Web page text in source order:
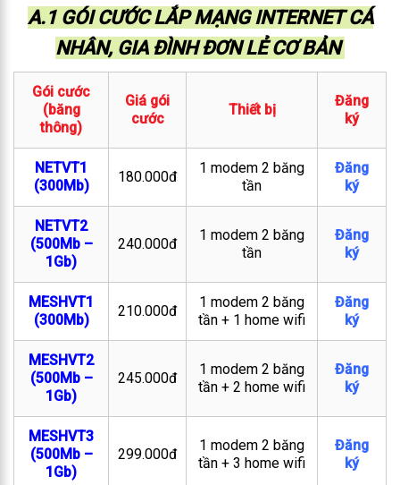
A.1 GÓI CƯỚC LẮP MẠNG INTERNET CÁ
NHÂN, GIA ĐÌNH ĐƠN LẺ CƠ BẢN
Gói cước
(băng
thông)
Giá gói
cước
Thiết bị
Đăng
ký
NETVT1
(300Mb)
180.000đ
1 modem 2 băng
tần
Đăng
ký
NETVT2
(500Mb –
1Gb)
240.000đ
1 modem 2 băng
tần
Đăng
ký
MESHVT1
(300Mb)
210.000đ
1 modem 2 băng
tần + 1 home wifi
Đăng
ký
MESHVT2
(500Mb –
1Gb)
245.000đ
1 modem 2 băng
tần + 2 home wifi
Đăng
ký
MESHVT3
(500Mb –
1Gb)
299.000đ
1 modem 2 băng
tần + 3 home wifi
Đăng
ký